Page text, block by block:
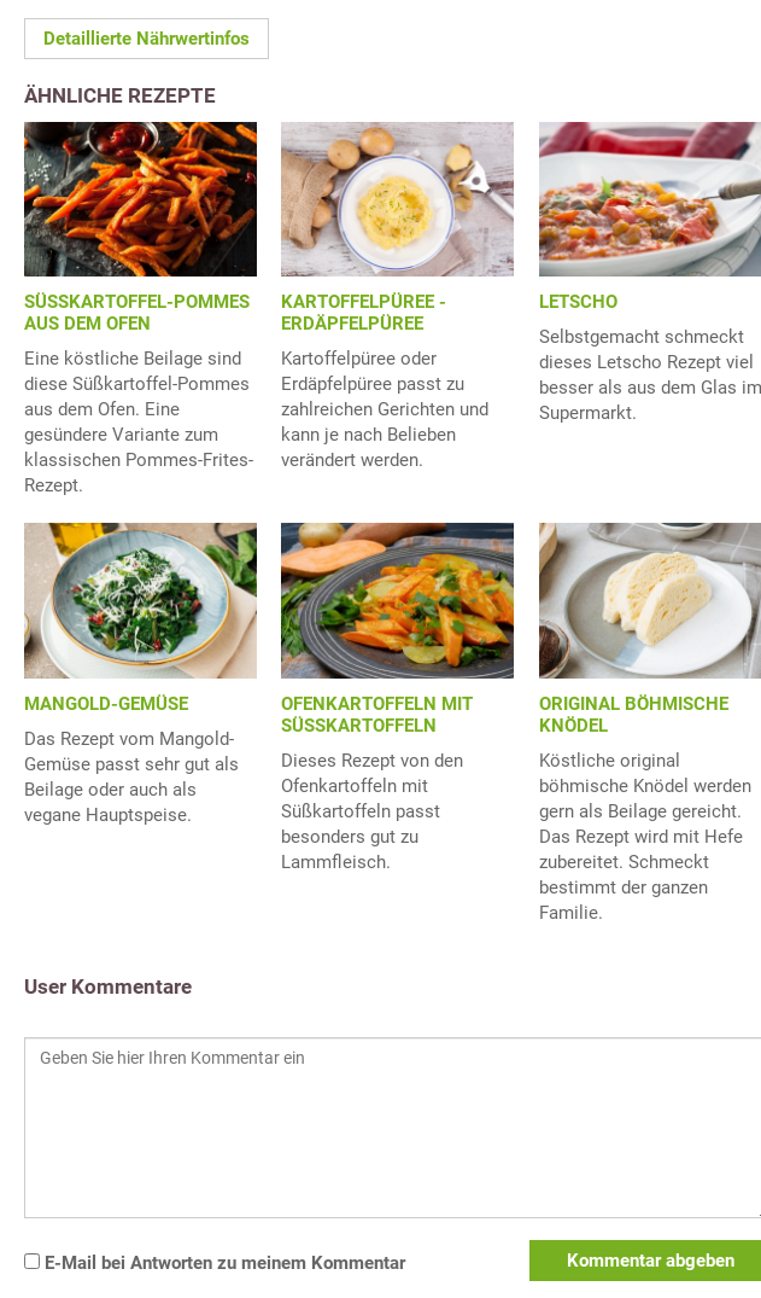
Detaillierte Nährwertinfos
ÄHNLICHE REZEPTE
SÜSSKARTOFFEL-POMMES
AUS DEM OFEN
Eine köstliche Beilage sind
diese Süßkartoffel-Pommes
aus dem Ofen. Eine
gesündere Variante zum
klassischen Pommes-Frites-
Rezept.
KARTOFFELPÜREE -
ERDÄPFELPÜREE
Kartoffelpüree oder
Erdäpfelpüree passt zu
zahlreichen Gerichten und
kann je nach Belieben
verändert werden.
LETSCHO
Selbstgemacht schmeckt
dieses Letscho Rezept viel
besser als aus dem Glas im
Supermarkt.
MANGOLD-GEMÜSE
Das Rezept vom Mangold-
Gemüse passt sehr gut als
Beilage oder auch als
vegane Hauptspeise.
OFENKARTOFFELN MIT
SÜSSKARTOFFELN
Dieses Rezept von den
Ofenkartoffeln mit
Süßkartoffeln passt
besonders gut zu
Lammfleisch.
ORIGINAL BÖHMISCHE
KNÖDEL
Köstliche original
böhmische Knödel werden
gern als Beilage gereicht.
Das Rezept wird mit Hefe
zubereitet. Schmeckt
bestimmt der ganzen
Familie.
User Kommentare
E-Mail bei Antworten zu meinem Kommentar Kommentar abgeben